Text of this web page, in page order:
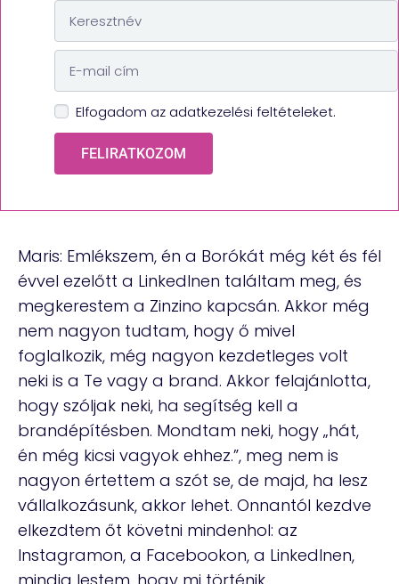
Elfogadom az adatkezelési feltételeket.
FELIRATKOZOM
Maris: Emlékszem, én a Borókát még két és fél
évvel ezelőtt a LinkedInen találtam meg, és
megkerestem a Zinzino kapcsán. Akkor még
nem nagyon tudtam, hogy ő mivel
foglalkozik, még nagyon kezdetleges volt
neki is a Te vagy a brand. Akkor felajánlotta,
hogy szóljak neki, ha segítség kell a
brandépítésben. Mondtam neki, hogy „hát,
én még kicsi vagyok ehhez.”, meg nem is
nagyon értettem a szót se, de majd, ha lesz
vállalkozásunk, akkor lehet. Onnantól kezdve
elkezdtem őt követni mindenhol: az
Instagramon, a Facebookon, a LinkedInen,